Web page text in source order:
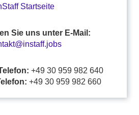
Startseite
Sie uns unter E-Mail:
+49 30 959 982 640
+49 30 959 982 660